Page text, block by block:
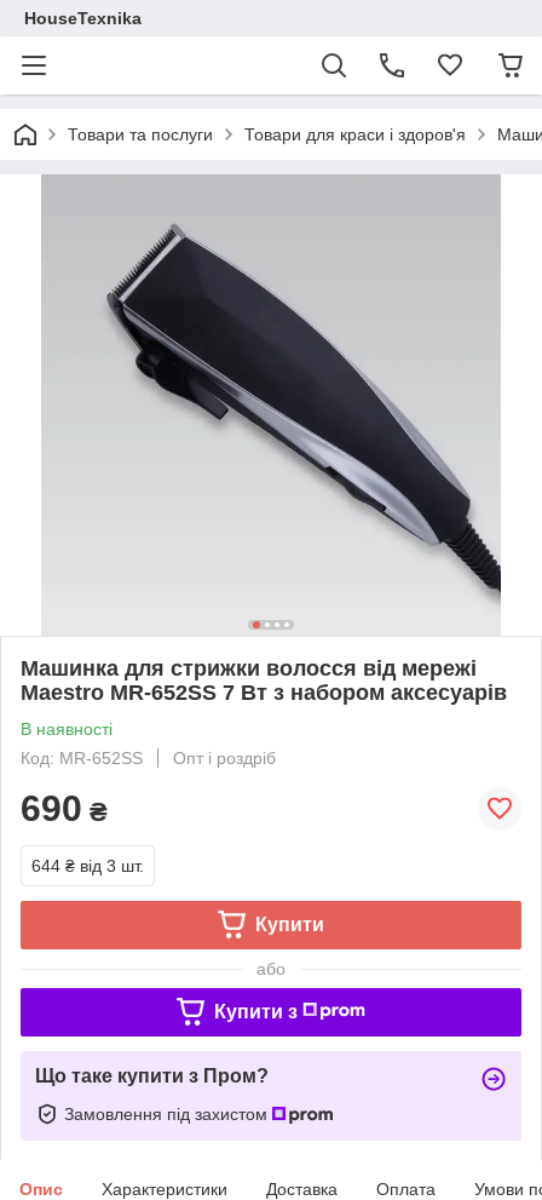
HouseTexnika
Товари та послуги Товари для краси і здоров'я
Машинка для стрижки волосся від мережі
Maestro MR-652SS 7 Вт з набором аксесуарів
В наявності
Код: MR-652SS
Опт і роздріб
690 ₴
644 ₴ від 3 шт.
Купити
або
Купити з
Що таке купити з Пром?
Замовлення під захистом
Опис Характеристики Доставка Оплата Умови